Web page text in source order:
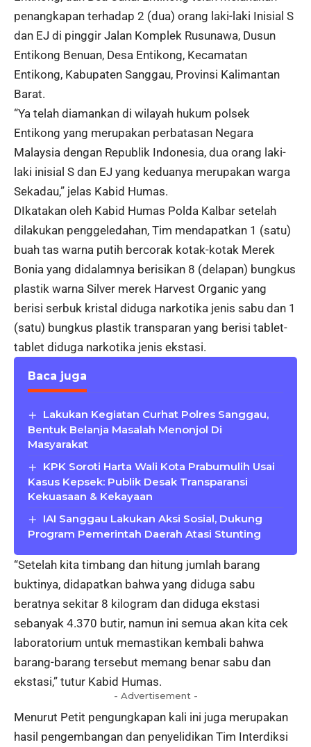
penangkapan terhadap 2 (dua) orang laki-laki Inisial S
dan EJ di pinggir Jalan Komplek Rusunawa, Dusun
Entikong Benuan, Desa Entikong, Kecamatan
Entikong, Kabupaten Sanggau, Provinsi Kalimantan
Barat.
“Ya telah diamankan di wilayah hukum polsek
Entikong yang merupakan perbatasan Negara
Malaysia dengan Republik Indonesia, dua orang laki-
laki inisial S dan EJ yang keduanya merupakan warga
Sekadau,” jelas Kabid Humas.
DIkatakan oleh Kabid Humas Polda Kalbar setelah
dilakukan penggeledahan, Tim mendapatkan 1 (satu)
buah tas warna putih bercorak kotak-kotak Merek
Bonia yang didalamnya berisikan 8 (delapan) bungkus
plastik warna Silver merek Harvest Organic yang
berisi serbuk kristal diduga narkotika jenis sabu dan 1
(satu) bungkus plastik transparan yang berisi tablet-
tablet diduga narkotika jenis ekstasi.
Baca juga
Lakukan Kegiatan Curhat Polres Sanggau,
Bentuk Belanja Masalah Menonjol Di
Masyarakat
KPK Soroti Harta Wali Kota Prabumulih Usai
Kasus Kepsek: Publik Desak Transparansi
Kekuasaan & Kekayaan
IAI Sanggau Lakukan Aksi Sosial, Dukung
Program Pemerintah Daerah Atasi Stunting
“Setelah kita timbang dan hitung jumlah barang
buktinya, didapatkan bahwa yang diduga sabu
beratnya sekitar 8 kilogram dan diduga ekstasi
sebanyak 4.370 butir, namun ini semua akan kita cek
laboratorium untuk memastikan kembali bahwa
barang-barang tersebut memang benar sabu dan
ekstasi,” tutur Kabid Humas.
- Advertisement -
Menurut Petit pengungkapan kali ini juga merupakan
hasil pengembangan dan penyelidikan Tim Interdiksi